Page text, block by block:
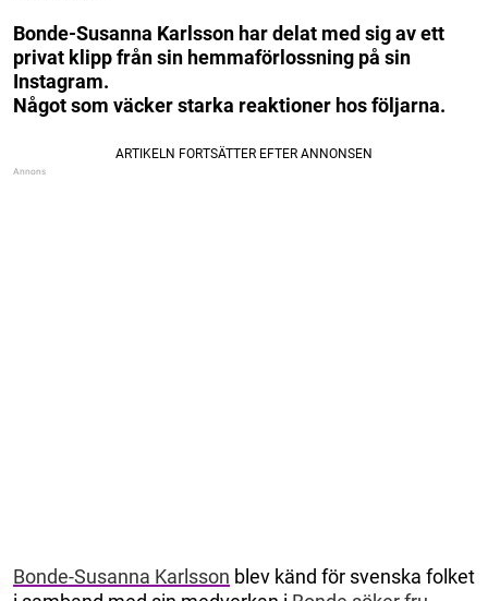
Bonde-Susanna Karlsson har delat med sig av ett
privat klipp från sin hemmaförlossning på sin
Instagram.
Något som väcker starka reaktioner hos följarna.
Bonde-Susanna Karlsson blev känd för svenska folket